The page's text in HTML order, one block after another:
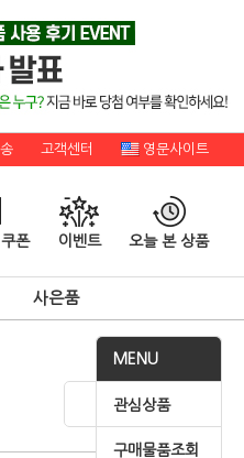
고객센터 영문사이트
폰 이벤트 오늘 본 상품
사은품
MENU
관심상품
구매물품조회